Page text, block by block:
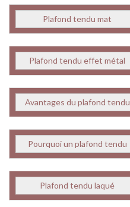
Plafond tendu mat
Plafond tendu effet métal
Avantages du plafond tendu
Pourquoi un plafond tendu
Plafond tendu laqué